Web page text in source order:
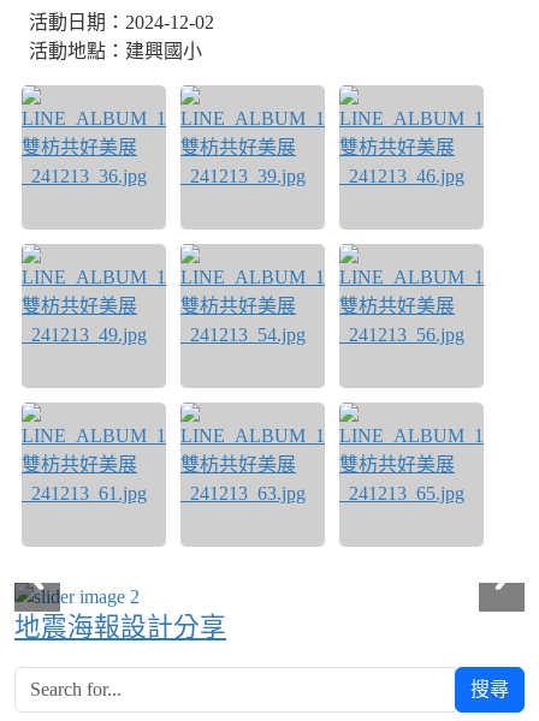
活動日期：2024-12-02
活動地點：建興國小
地震海報設計分享
搜尋